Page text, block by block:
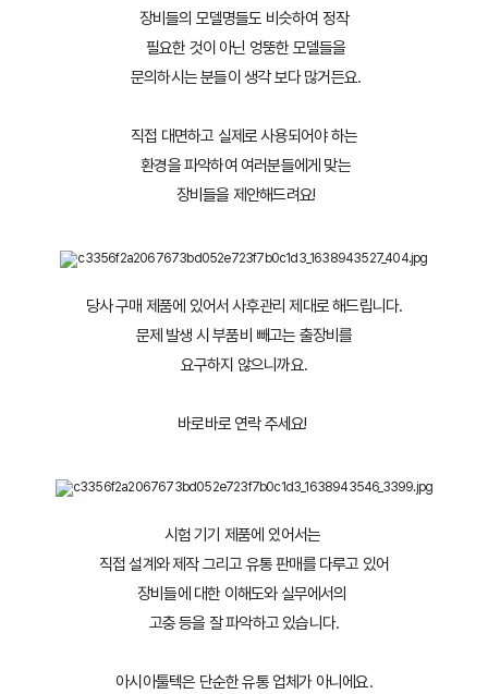
장비들의 모델명들도 비슷하여 정작
필요한 것이 아닌 엉뚱한 모델들을
문의하시는 분들이 생각 보다 많거든요.
직접 대면하고 실제로 사용되어야 하는
환경을 파악하여 여러분들에게 맞는
장비들을 제안해드려요!
당사 구매 제품에 있어서 사후관리 제대로 해드립니다.
문제 발생 시 부품비 빼고는 출장비를
요구하지 않으니까요.
바로바로 연락 주세요!
시험 기기 제품에 있어서는
직접 설계와 제작 그리고 유통 판매를 다루고 있어
장비들에 대한 이해도와 실무에서의
고충 등을 잘 파악하고 있습니다.
아시아툴텍은 단순한 유통 업체가 아니에요.